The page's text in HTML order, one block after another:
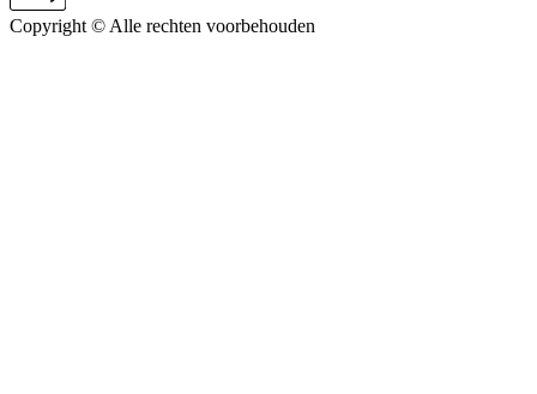
Copyright © Alle rechten voorbehouden